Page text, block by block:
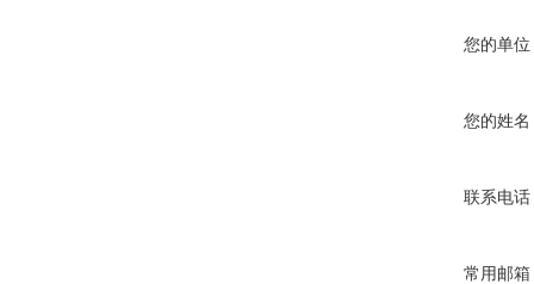
您的单位
您的姓名
联系电话
常用邮箱